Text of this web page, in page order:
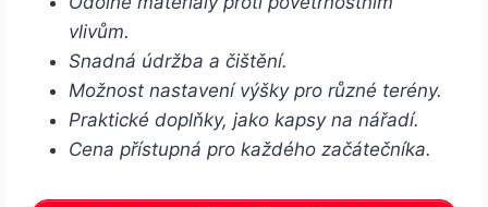
vlivům.
Snadná údržba a čištění.
Možnost nastavení výšky pro různé terény.
Praktické doplňky, jako kapsy na nářadí.
Cena přístupná pro každého začátečníka.